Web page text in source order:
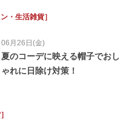
・生活雑貨］
06月26日(金)
夏のコーデに映える帽子でおし
ゃれに日除け対策！